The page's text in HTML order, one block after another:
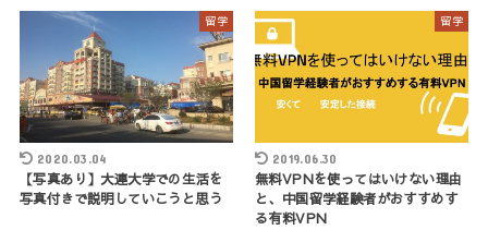
留学
2020.03.04
【写真あり】大連大学での生活を
写真付きで説明していこうと思う
留学
2019.06.30
無料VPNを使ってはいけない理由
と、中国留学経験者がおすすめす
る有料VPN